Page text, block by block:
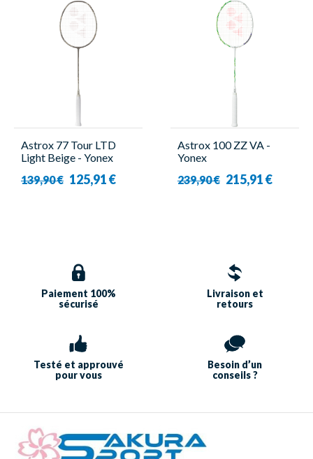
Astrox 77 Tour LTD
Light Beige - Yonex
139,90 € 125,91 €
Astrox 100 ZZ VA -
Yonex
239,90 € 215,91 €
Paiement 100%
sécurisé
Livraison et
retours
Testé et approuvé
pour vous
Besoin d’un
conseils ?